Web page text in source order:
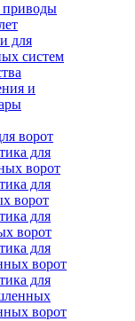
для
систем
и
ворот
для
ворот
для
ворот
для
ворот
для
ворот
для
ворот